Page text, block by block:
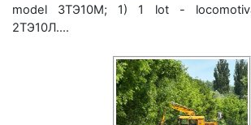
model 3ТЭ10М; 1) 1 lot -
2ТЭ10Л....